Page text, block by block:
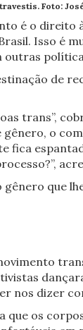
Foto:
é o direito
Isso é
de
trans”,
o
fica
gênero que
nos dizer
que os